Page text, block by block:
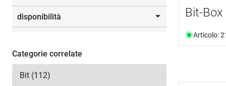
documento
disponibilità
non più disponibile
Categorie correlate
Bit (112)
Bit-Box
Articolo: